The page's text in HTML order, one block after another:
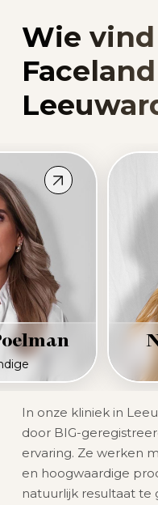
Wie
Faceland
In onze kliniek in
door BIG-
ervaring. Ze werken
en hoogwaardige
natuurlijk resultaat te